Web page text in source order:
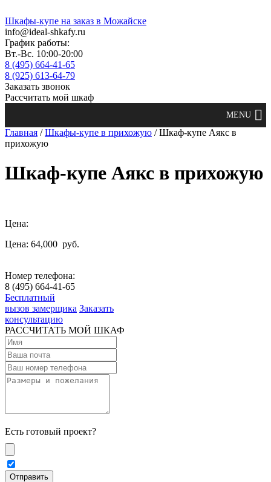
Шкафы-купе на заказ в Можайске
info@ideal-shkafy.ru
График работы:
Вт.-Вс. 10:00-20:00
8 (495) 664-41-65
8 (925) 613-64-79
Заказать звонок
Рассчитать мой шкаф
Главная /Шкафы-купе в прихожую / Шкаф-купе Аякс в
прихожую
Шкаф-купе Аякс в прихожую
Цена:
Цена: 64,000 руб.
Номер телефона:
8 (495) 664-41-65
Бесплатный
вызов замерщика Заказать
консультацию
РАССЧИТАТЬ МОЙ ШКАФ
Есть готовый проект?